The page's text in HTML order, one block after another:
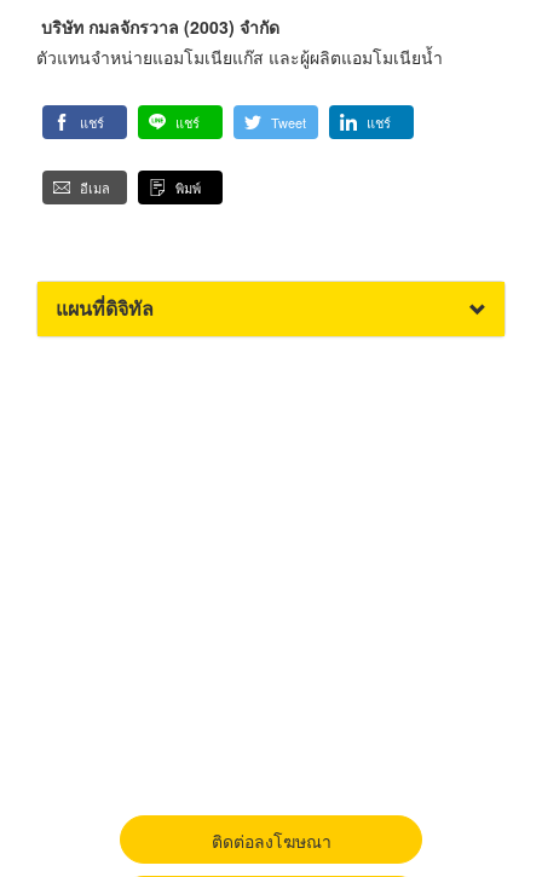
บริษัท กมลจักรวาล (2003) จำกัด
ตัวแทนจำหน่ายแอมโมเนียแก๊ส และผู้ผลิตแอมโมเนียน้ำ
แชร์ แชร์ Tweet แชร์
อีเมล พิมพ์
แผนที่ดิจิทัล
ติดต่อลงโฆษณา